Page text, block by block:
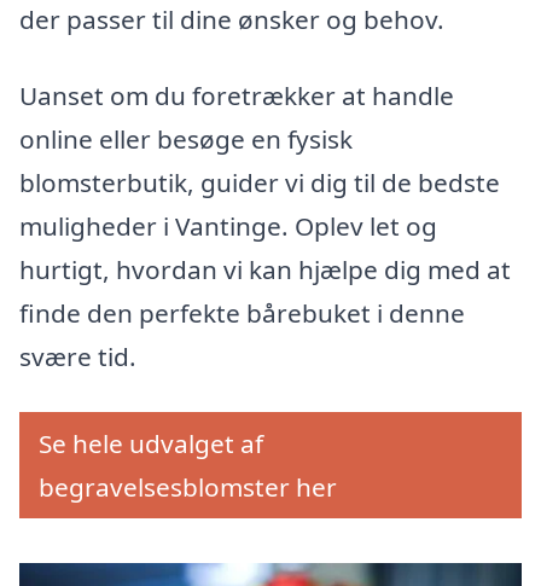
der passer til dine ønsker og behov.
Uanset om du foretrækker at handle
online eller besøge en fysisk
blomsterbutik, guider vi dig til de bedste
muligheder i Vantinge. Oplev let og
hurtigt, hvordan vi kan hjælpe dig med at
finde den perfekte bårebuket i denne
svære tid.
Se hele udvalget af
begravelsesblomster her